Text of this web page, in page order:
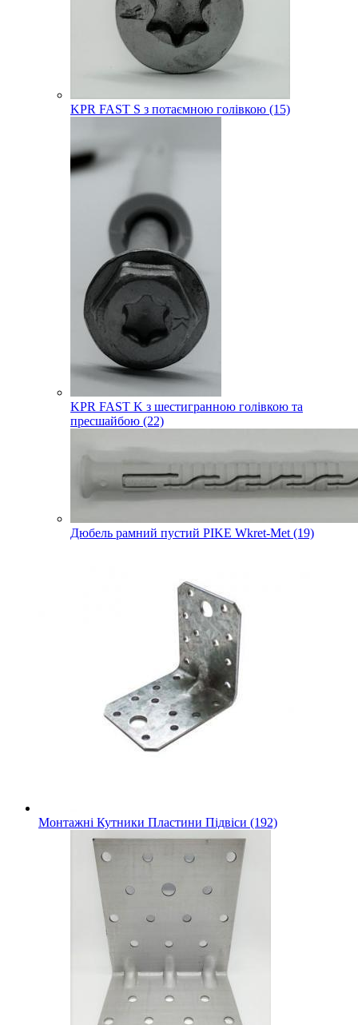
KPR FAST S з потаємною голівкою (15)
KPR FAST K з шестигранною голівкою та
пресшайбою (22)
Дюбель рамний пустий PIKE Wkret-Met (19)
Монтажні Кутники Пластини Підвіси (192)